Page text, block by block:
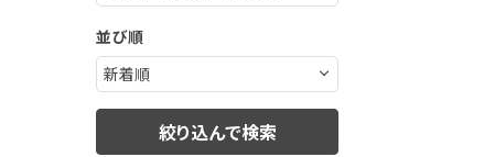
並び順
絞り込んで検索